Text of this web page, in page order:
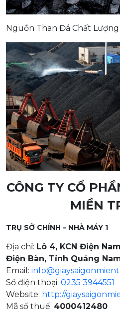
Nguồn Than Đá Chất Lượng
CÔNG TY CỔ
MIỀN
TRỤ SỞ CHÍNH – NHÀ MÁY 1
Địa chỉ: Lô 4, KCN Điện
Điện Bàn, Tỉnh Quảng
Email:
Số điện thoại: 0235 3944551
Website: http://
Mã số thuế: 4000412480